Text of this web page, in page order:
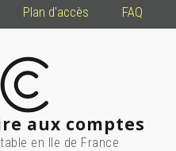
Plan d'accès FAQ
aux comptes
en Ile de France